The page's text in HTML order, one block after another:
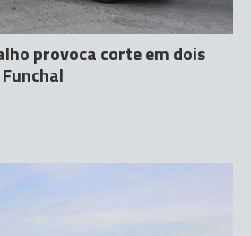
provoca corte em dois